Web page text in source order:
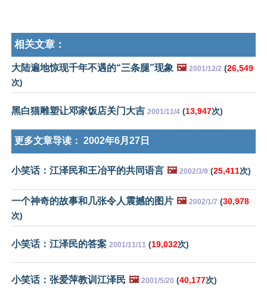
相关文章：
大陆遍地惊现千年不遇的“三条腿”现象 🖼️ 2001/12/2 (26,549
次)
黑白猫雕塑让邓家饭店关门大吉 2001/11/4 (13,947次)
更多文章导读： 2002年6月27日
小笑话：江泽民和王冶平的共同语言 🖼️ 2002/3/9 (25,411次)
一个神奇的故事和几张令人震撼的图片 🖼️ 2002/1/7 (30,978
次)
小笑话：江泽民的答案 2001/11/11 (19,032次)
小笑话：张爱萍教训江泽民 🖼️ 2001/5/20 (40,177次)